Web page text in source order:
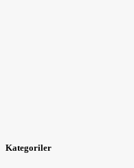
Kategoriler